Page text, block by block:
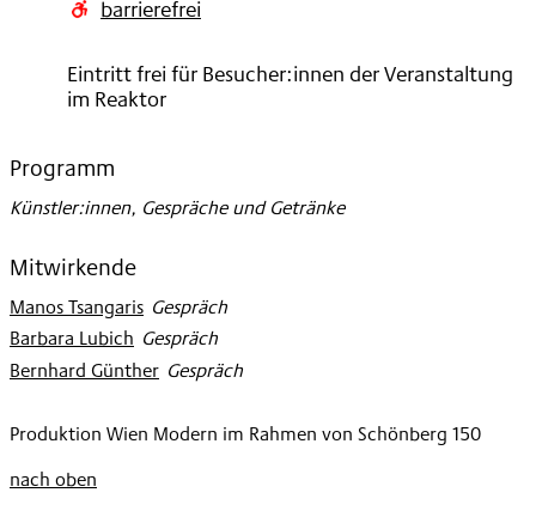
barrierefrei
Eintritt frei für Besucher:innen der Veranstaltung
im Reaktor
Programm
Künstler:innen, Gespräche und Getränke
Mitwirkende
Manos Tsangaris
: Gespräch
Barbara Lubich: Gespräch
Bernhard Günther
: Gespräch
Produktion Wien Modern im Rahmen von Schönberg 150
nach oben